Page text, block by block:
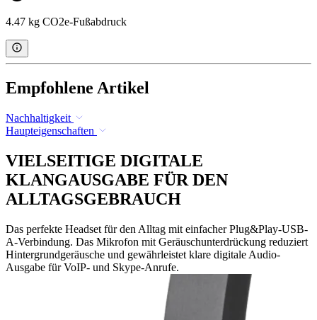
4.47 kg CO2e-Fußabdruck
Empfohlene Artikel
Nachhaltigkeit
Haupteigenschaften
VIELSEITIGE DIGITALE
KLANGAUSGABE FÜR DEN
ALLTAGSGEBRAUCH
Das perfekte Headset für den Alltag mit einfacher Plug&Play-USB-
A-Verbindung. Das Mikrofon mit Geräuschunterdrückung reduziert
Hintergrundgeräusche und gewährleistet klare digitale Audio-
Ausgabe für VoIP- und Skype-Anrufe.